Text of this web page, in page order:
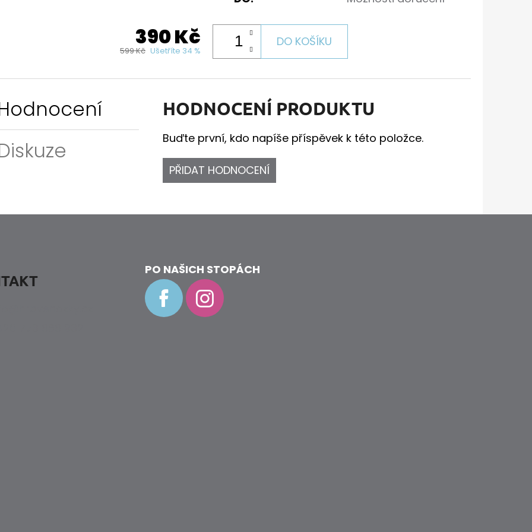
390 Kč
599 Kč Ušetříte 34 %
DO KOŠÍKU
HODNOCENÍ PRODUKTU
Buďte první, kdo napíše příspěvek k této položce.
PŘIDAT HODNOCENÍ
PO NAŠICH STOPÁCH